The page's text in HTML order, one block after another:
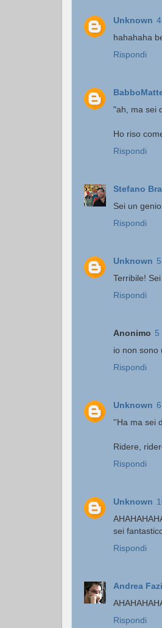
Unknown
hahahaha
Rispondi
"ah, ma sei
Ho riso
Rispondi
Stefano
Sei un
Rispondi
Unknown
Terribile!
Rispondi
Anonimo 5
io non sono
Rispondi
Unknown
''Ha ma sei
Ridere,
Rispondi
Unknown
sei
Rispondi
Andrea
Rispondi